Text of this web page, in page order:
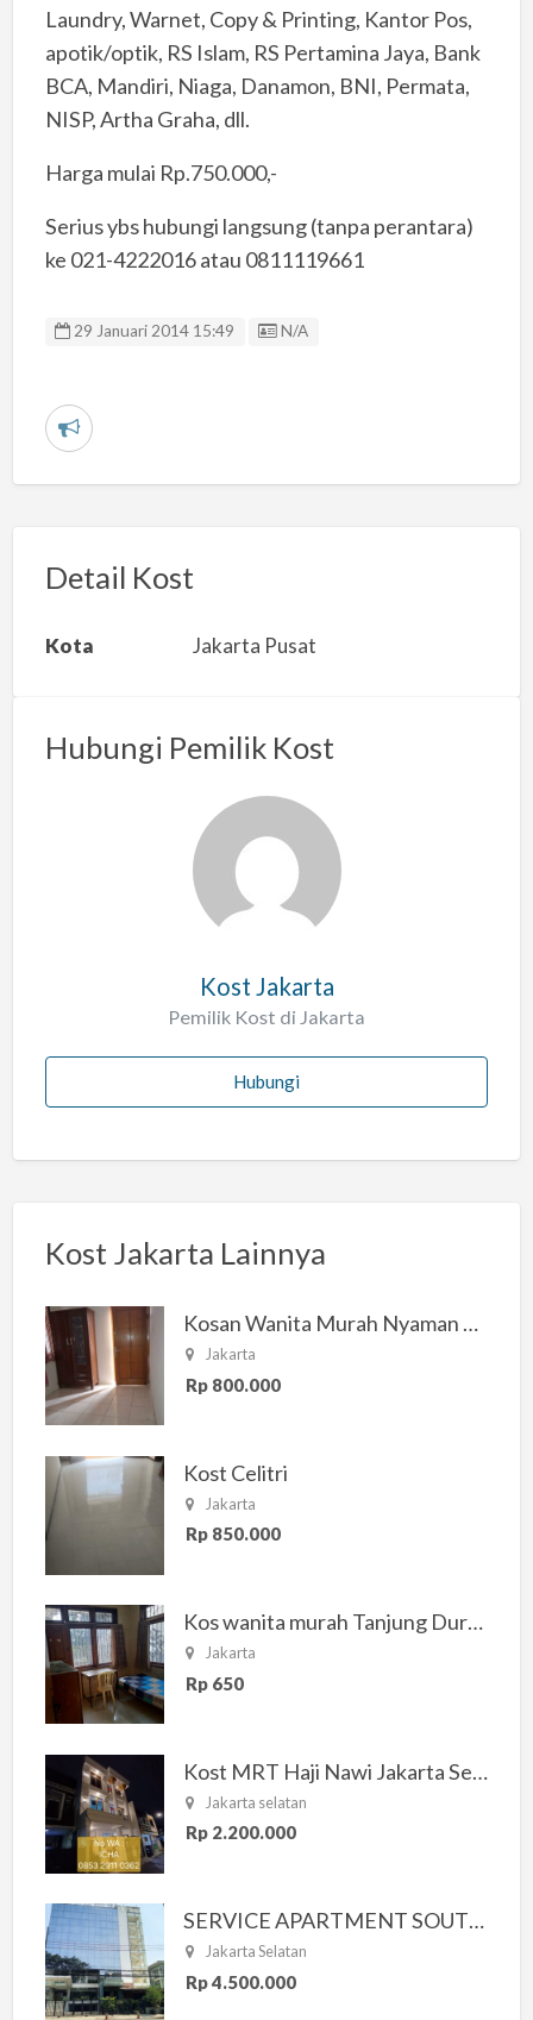
Laundry, Warnet, Copy & Printing, Kantor Pos,
apotik/optik, RS Islam, RS Pertamina Jaya, Bank
BCA, Mandiri, Niaga, Danamon, BNI, Permata,
NISP, Artha Graha, dll.
Harga mulai Rp.750.000,-
Serius ybs hubungi langsung (tanpa perantara)
ke 021-4222016 atau 0811119661
29 Januari 2014 15:49 Listing ID
N/A
L
r
a
s
Detail Kost
Kota Jakarta Pusat
Hubungi Pemilik Kost
Kost Jakarta
Pemilik Kost di Jakarta
Hubungi
Kost Jakarta Lainnya
Kosan Wanita Murah Nyaman di Jakarta Selatan
Jakarta
Rp 800.000
Kost Celitri
Jakarta
Rp 850.000
Kos wanita murah Tanjung Duren Jakarta Barat
Jakarta
Rp 650
Kost MRT Haji Nawi Jakarta Selatan
Jakarta selatan
Rp 2.200.000
SERVICE APARTMENT SOUTH RESIDENCE
Jakarta Selatan
Rp 4.500.000